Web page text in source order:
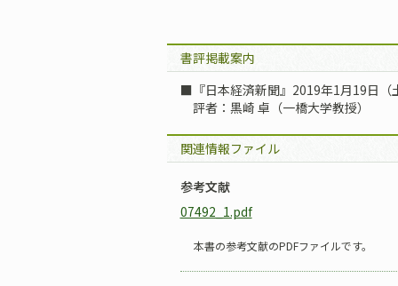
書評掲載案内
■『日本経済新聞』2019年1月19日（
評者：黒崎 卓（一橋大学教授）
関連情報ファイル
参考文献
07492_1.pdf
本書の参考文献のPDFファイルです。